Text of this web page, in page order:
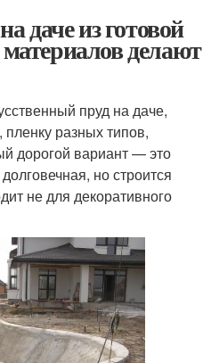
даче из готовой
делают
пруд на даче,
разных типов,
дорогой вариант — это
но строится
не для декоративного